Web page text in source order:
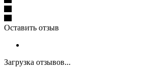
Оставить отзыв
Загрузка отзывов...